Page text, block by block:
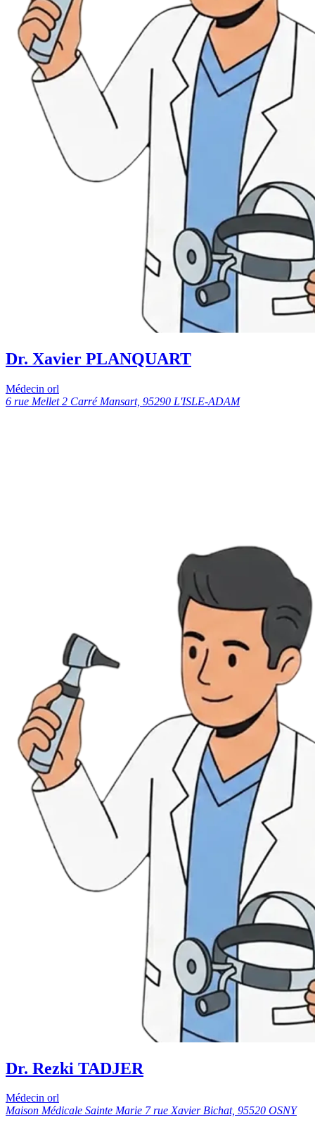
Dr. Xavier PLANQUART
Médecin orl
6 rue Mellet 2 Carré Mansart, 95290 L'ISLE-ADAM
Dr. Rezki TADJER
Médecin orl
Maison Médicale Sainte Marie 7 rue Xavier Bichat, 95520 OSNY